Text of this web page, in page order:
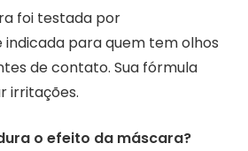
foi testada por
para quem tem olhos
de contato. Sua fórmula
irritações.
o efeito da máscara?